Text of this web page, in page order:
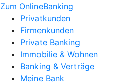
Zum OnlineBanking
Privatkunden
Firmenkunden
Private Banking
Immobilie & Wohnen
Banking & Verträge
Meine Bank